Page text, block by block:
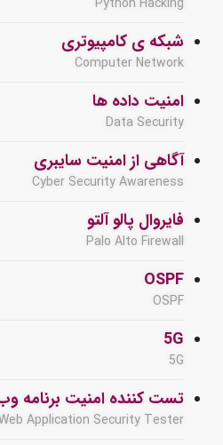
شبکه ی کامپیوتری
Computer Network
امنیت داده ها
Data Security
آگاهی از امنیت سایبری
Cyber Security Awareness
فایروال پالو آلتو
Palo Alto Firewall
OSPF
OSPF
5G
5G
تست کننده امنیت برنامه وب
Web Application Security Tester